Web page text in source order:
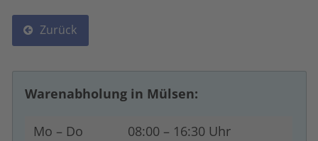
Zurück
Warenabholung in Mülsen:
Mo – Do
08:00 – 16:30 Uhr